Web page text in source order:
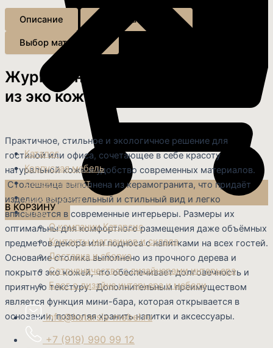
Каталог
Корпусная мебель
Дизайн-проект
Перегородки
О нас
О компании Катарсис
Контакты магазинов и склада
Доставка и сборка
Сотрудничество с дизайнерами интерьера
Блог о дизайне интерьера и мебели
info@katarsis-mebel.ru
+7 (919) 990 99 12
В КОРЗИНУ
Описание Доставка и сборка
Выбор материалов
Журнальный (кофейный) столик
из эко кожи и керамогранита
Практичное, стильное и экологичное решение для
гостиной или офиса, сочетающее в себе красоту
натуральной кожи и удобство современных материалов.
Столешница выполнена из керамогранита, что придаёт
изделию выразительный и стильный вид и легко
вписывается в современные интерьеры. Размеры их
оптимальны для комфортного размещения даже объёмных
предметов декора или подноса с напитками на всех гостей.
Основание столика выполнено из прочного дерева и
покрыто эко кожей, что обеспечивает долговечность и
приятную текстуру. Дополнительным преимуществом
является функция мини-бара, которая открывается в
основании, позволяя хранить напитки и аксессуары.